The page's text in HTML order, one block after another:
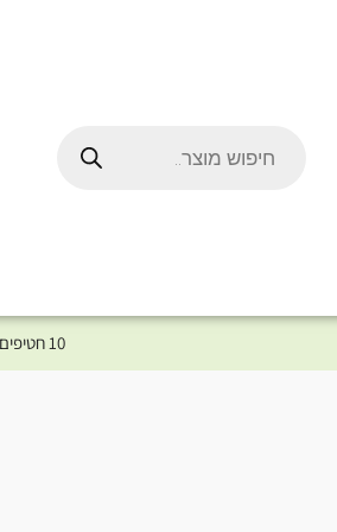
10 חטיפים במתנה לכלב שלך ברכישת מוצר מקטגוריית המומלצים ⤎ לחצו כאן למוצרים המומלצים לכלב